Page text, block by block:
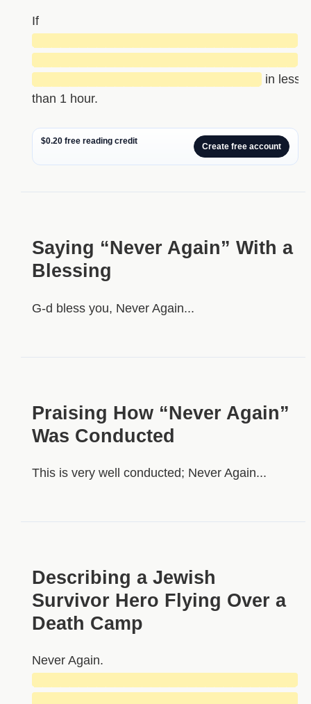
If
in less
than 1 hour.
$0.20 free reading credit
Create free account
Saying “Never Again” With a
Blessing
G-d bless you, Never Again...
Praising How “Never Again”
Was Conducted
This is very well conducted; Never Again...
Describing a Jewish
Survivor Hero Flying Over a
Death Camp
Never Again.